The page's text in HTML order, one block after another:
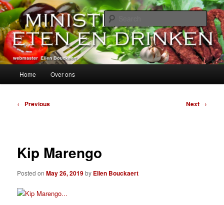
Skip
to
primary
contentMinisterie van Eten en Drinken
alles over eten, drinken en andere genoegens…
Home Over ons
Post
← Previous Next →
Kip Marengo
Posted onMay 26, 2019by Ellen Bouckaert